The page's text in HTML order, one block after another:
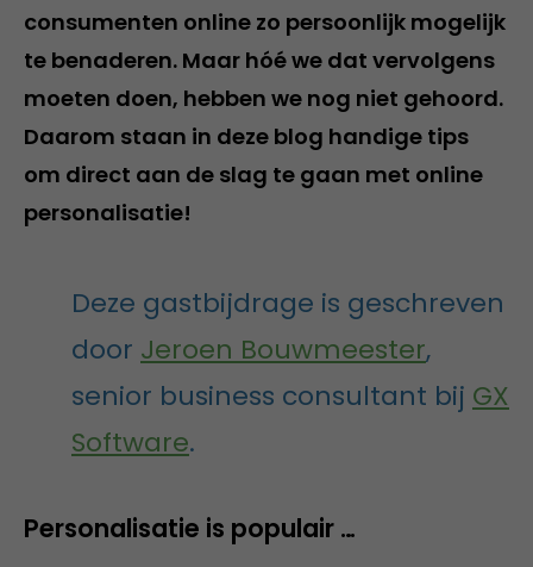
consumenten online zo persoonlijk mogelijk
te benaderen. Maar hóé we dat vervolgens
moeten doen, hebben we nog niet gehoord.
Daarom staan in deze blog handige tips
om direct aan de slag te gaan met online
personalisatie!
Deze gastbijdrage is geschreven
door Jeroen Bouwmeester,
senior business consultant bij GX
Software.
Personalisatie is populair …